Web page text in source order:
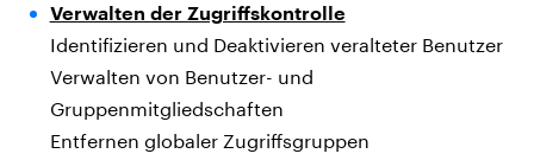
Verwalten der Zugriffskontrolle
Identifizieren und Deaktivieren veralteter Benutzer
Verwalten von Benutzer- und
Gruppenmitgliedschaften
Entfernen globaler Zugriffsgruppen